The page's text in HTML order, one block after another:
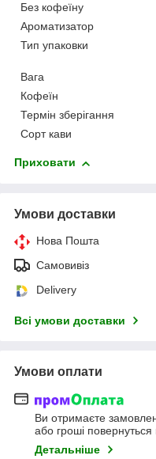
Без кофеїну
Ароматизатор
Тип упаковки
Вага
Кофеїн
Термін зберігання
Сорт кави
Приховати
Умови доставки
Нова Пошта
Самовивіз
Delivery
Всі умови доставки
Умови оплати
Ви отримаєте
або гроші
Детальніше